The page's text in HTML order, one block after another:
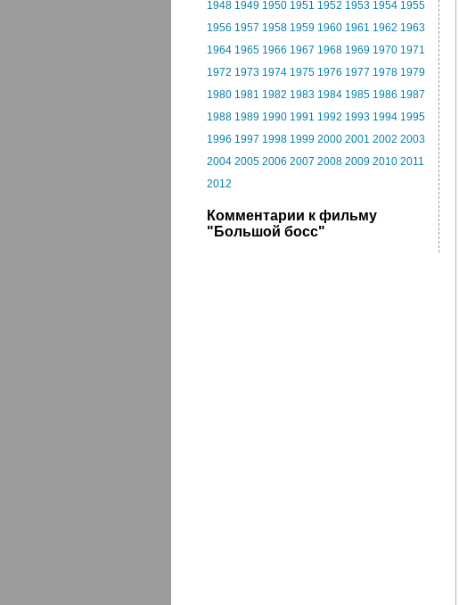
1948 1949 1950 1951 1952 1953 1954 1955
1956 1957 1958 1959 1960 1961 1962 1963
1964 1965 1966 1967 1968 1969 1970 1971
1972 1973 1974 1975 1976 1977 1978 1979
1980 1981 1982 1983 1984 1985 1986 1987
1988 1989 1990 1991 1992 1993 1994 1995
1996 1997 1998 1999 2000 2001 2002 2003
2004 2005 2006 2007 2008 2009 2010 2011
2012
Комментарии к фильму
"Большой босс"